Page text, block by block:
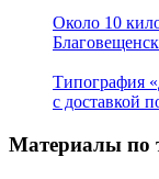
Около 10
Типография
с доставкой
Материалы по